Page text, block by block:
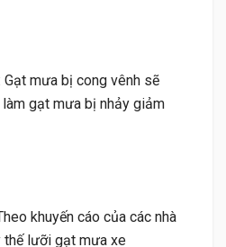
Gạt mưa bị cong vênh sẽ
gạt mưa bị nhảy giảm
khuyến cáo của các nhà
thế lưỡi gạt mưa xe